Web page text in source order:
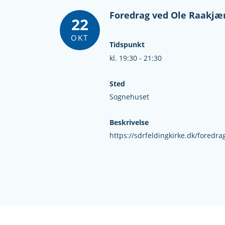
22
OKT
Foredrag ved Ole
Tidspunkt
kl. 19:30 - 21:30
Sted
Sognehuset
Beskrivelse
https://sdrfeldingkirke.dk/